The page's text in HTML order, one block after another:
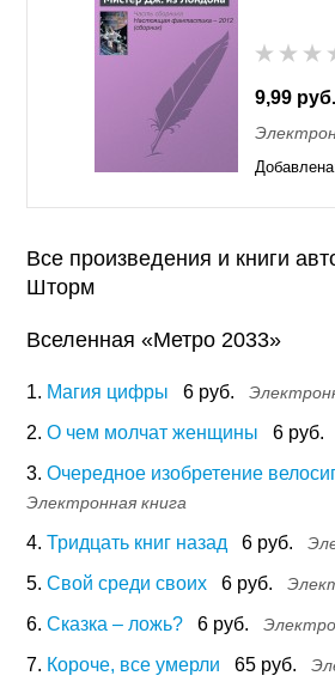
9,99 руб.
Все произведения и книги
Шторм
Вселенная «Метро 2033»
1. Магия цифры 6 руб.
2. О чем молчат женщины 6 руб.
3. Очередное изобретение
Электронная книга
4. Тридцать книг назад 6 руб.
5. Свой среди своих 6 руб.
6. Сказка – ложь? 6 руб.
7. Короче, все умерли 65 руб.